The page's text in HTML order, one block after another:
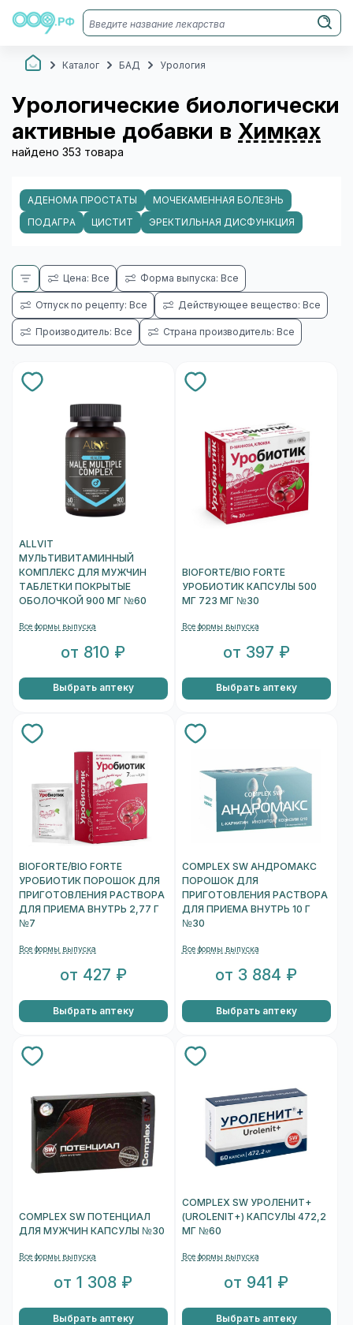
Каталог БАД Урология
Урологические биологически
активные добавки в Химках
найдено 353 товара
АДЕНОМА ПРОСТАТЫ
МОЧЕКАМЕННАЯ БОЛЕЗНЬ
ПОДАГРА
ЦИСТИТ ЭРЕКТИЛЬНАЯ ДИСФУНКЦИЯ
Цена: Все Форма выпуска: Все
Отпуск по рецепту: Все Действующее вещество: Все
Производитель: Все Страна производитель: Все
ALLVIT
МУЛЬТИВИТАМИННЫЙ
КОМПЛЕКС ДЛЯ МУЖЧИН
ТАБЛЕТКИ ПОКРЫТЫЕ
ОБОЛОЧКОЙ 900 МГ №60
Все формы выпуска
от 810 ₽
Выбрать аптеку
BIOFORTE/BIO FORTE
УРОБИОТИК КАПСУЛЫ 500
МГ 723 МГ №30
Все формы выпуска
от 397 ₽
Выбрать аптеку
BIOFORTE/BIO FORTE
УРОБИОТИК ПОРОШОК ДЛЯ
ПРИГОТОВЛЕНИЯ РАСТВОРА
ДЛЯ ПРИЕМА ВНУТРЬ 2,77 Г
№7
Все формы выпуска
от 427 ₽
Выбрать аптеку
COMPLEX SW АНДРОМАКС
ПОРОШОК ДЛЯ
ПРИГОТОВЛЕНИЯ РАСТВОРА
ДЛЯ ПРИЕМА ВНУТРЬ 10 Г
№30
Все формы выпуска
от 3 884 ₽
Выбрать аптеку
COMPLEX SW ПОТЕНЦИАЛ
ДЛЯ МУЖЧИН КАПСУЛЫ №30
Все формы выпуска
от 1 308 ₽
Выбрать аптеку
COMPLEX SW УРОЛЕНИТ+
(UROLENIT+) КАПСУЛЫ 472,2
МГ №60
Все формы выпуска
от 941 ₽
Выбрать аптеку